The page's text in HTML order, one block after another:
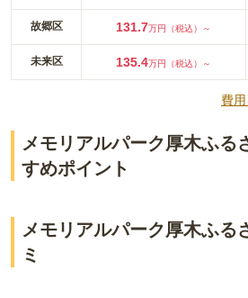
故郷区 131.7万円（税込）～
未来区 135.4万円（税込）～
費
メモリアルパーク厚木ふる
すめポイント
最寄駅より車で5分の好立地
メモリアルパーク厚木ふる
ミ